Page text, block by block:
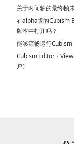
关于时间轴的最终帧
在alpha版的Cubism
版本中打开吗？
能够流畅运行Cubism
Cubism Editor・
户）